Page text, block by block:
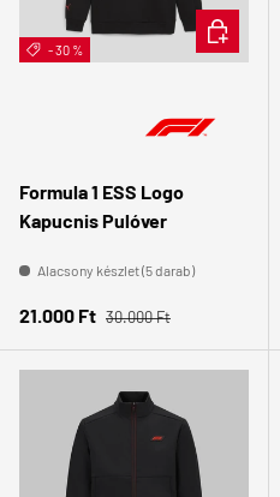
- 30 %
Formula 1 ESS Logo
Kapucnis Pulóver
Alacsony készlet (5 darab)
Eladási ár
21.000 Ft Normál ár
30.000 Ft
ÉRDEKEL